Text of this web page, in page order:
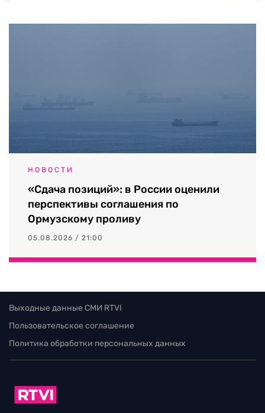
НОВОСТИ
«Сдача позиций»: в России оценили
перспективы соглашения по
Ормузскому проливу
05.08.2026 / 21:00
Выходные данные СМИ RTVI
Пользовательское соглашение
Политика обработки персональных данных